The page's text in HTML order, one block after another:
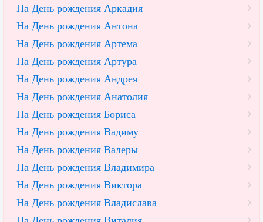
На День рождения Аркадия
На День рождения Антона
На День рождения Артема
На День рождения Артура
На День рождения Андрея
На День рождения Анатолия
На День рождения Бориса
На День рождения Вадиму
На День рождения Валеры
На День рождения Владимира
На День рождения Виктора
На День рождения Владислава